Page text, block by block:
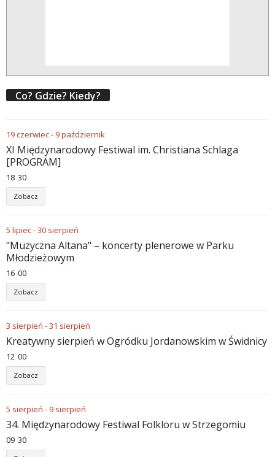
Co? Gdzie? Kiedy?
19czerwiec- 9październik
XI Międzynarodowy Festiwal im. Christiana Schlaga
[PROGRAM]
18 30
Zobacz
5 lipiec-30 sierpień
"Muzyczna Altana" – koncerty plenerowe w Parku
Młodzieżowym
16 00
Zobacz
3 sierpień -31 sierpień
Kreatywny sierpień w Ogródku Jordanowskim w Świdnicy
12 00
Zobacz
5 sierpień - 9 sierpień
34. Międzynarodowy Festiwal Folkloru w Strzegomiu
09 30